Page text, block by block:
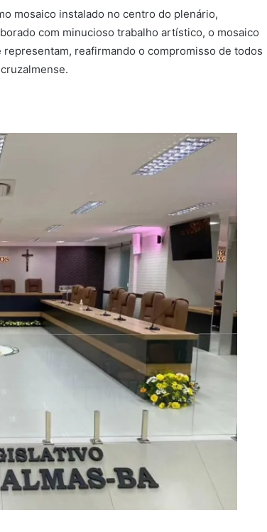
mosaico instalado no centro do plenário,
com minucioso trabalho artístico, o mosaico
reafirmando o compromisso de todos